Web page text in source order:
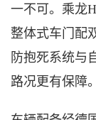
一不可。乘龙
整体式车门配
防抱死系统与
路况更有保障。